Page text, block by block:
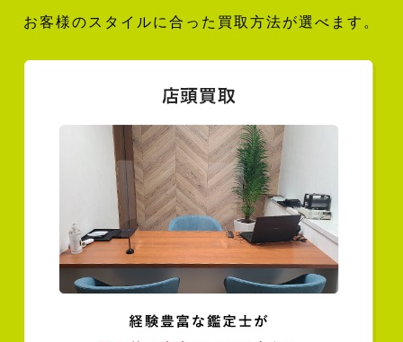
お客様のスタイルに合った買取方法が選べます。